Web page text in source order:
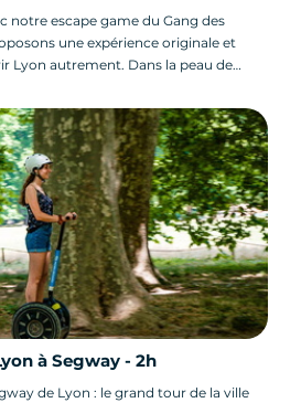
notre escape game du Gang des
une expérience originale et
Lyon autrement. Dans la peau de
siècle ! Cette épopée vous permettra
Gang des Lyonnais.
à Segway - 2h
de Lyon : le grand tour de la ville